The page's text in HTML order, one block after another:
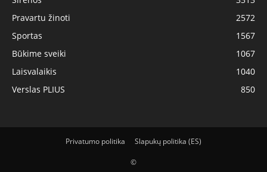
Pravartu žinoti
2572
Sportas
1567
Būkime sveiki
1067
Laisvalaikis
1040
Verslas PLIUS
850
Privatumo politika Slapukų politika (ES)
©